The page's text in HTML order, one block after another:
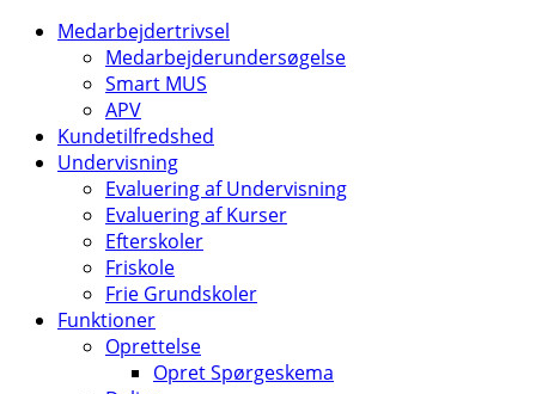
Medarbejdertrivsel
Medarbejderundersøgelse
Smart MUS
APV
Kundetilfredshed
Undervisning
Evaluering af Undervisning
Evaluering af Kurser
Efterskoler
Friskole
Frie Grundskoler
Funktioner
Oprettelse
Opret Spørgeskema